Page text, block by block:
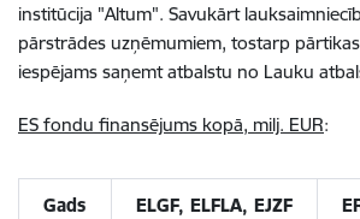
institūcija "Altum". Savukārt
pārstrādes uzņēmumiem, tostarp
iespējams saņemt atbalstu no Lauku
ES fondu finansējums kopā, milj. EUR:
Gads ELGF, ELFLA, EJZF